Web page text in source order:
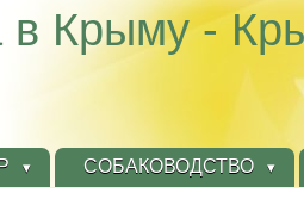
Крыму -
СОБАКОВОДСТВО